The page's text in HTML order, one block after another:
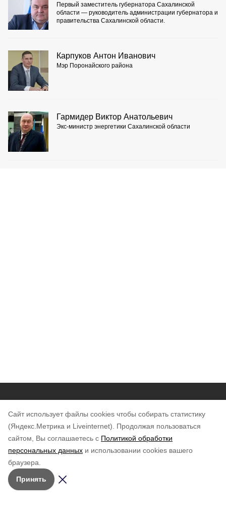
Cайт использует файлы cookies чтобы собирать статистику
(Яндекс.Метрика и Liveinternet).
Продолжая пользоваться
сайтом, Вы соглашаетесь с Политикой обработки
персональных данных и использовании cookies вашего
браузера.
Принять
Первый заместитель губернатора Сахалинской
области — руководитель администрации губернатора и
правительства Сахалинской области.
Карпуков Антон Иванович
Мэр Поронайского района
Гармидер Виктор Анатольевич
Экс-министр энергетики Сахалинской области
Общество
Контакты
Об издании
Мы в соцсетях